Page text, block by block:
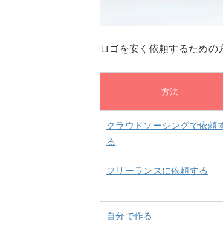
ロゴを安く依頼するための
方法
クラウドソーシングで依頼
る
フリーランスに依頼する
自分で作る